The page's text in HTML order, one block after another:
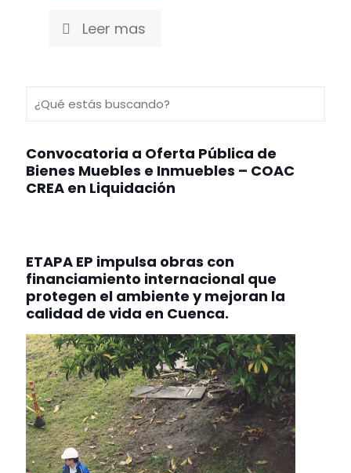
Leer mas
Convocatoria a Oferta Pública de
Bienes Muebles e Inmuebles – COAC
CREA en Liquidación
ETAPA EP impulsa obras con
financiamiento internacional que
protegen el ambiente y mejoran la
calidad de vida en Cuenca.